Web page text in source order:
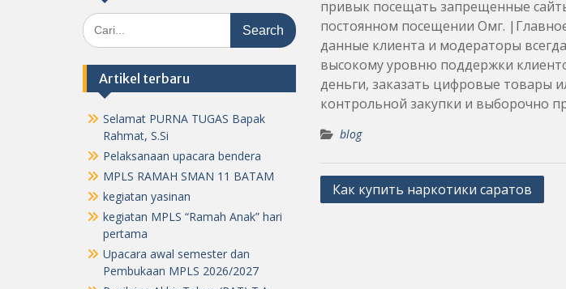
привык посещать запрещенные
постоянном посещении Омг.
данные клиента и модераторы
высокому уровню поддержки
деньги, заказать цифровые товары
контрольной закупки и выборочно
blog
Post
Как купить наркотики саратов
Search
for:
Artikel terbaru
Selamat PURNA TUGAS Bapak
Rahmat, S.Si
Pelaksanaan upacara bendera
MPLS RAMAH SMAN 11 BATAM
kegiatan yasinan
kegiatan MPLS “Ramah Anak” hari
pertama
Upacara awal semester dan
Pembukaan MPLS 2026/2027